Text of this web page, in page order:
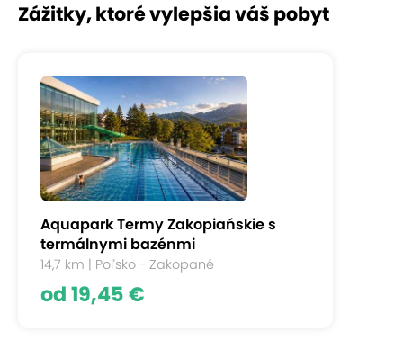
Zážitky, ktoré vylepšia váš pobyt
Aquapark Termy Zakopiańskie s
termálnymi bazénmi
14,7 km | Poľsko - Zakopané
od 19,45 €